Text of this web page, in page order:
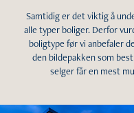
Samtidig er det viktig å
alle typer boliger. Derfor
boligtype før vi anbefaler
den bildepakken som
selger får en mest